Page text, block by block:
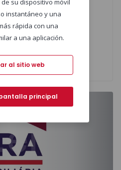
Jardia, Setúbal
7500 0
- 1575265 - 1
su dispositivo móvil
instantáneo y una
rápida con una
a una aplicación.
al sitio web
principal